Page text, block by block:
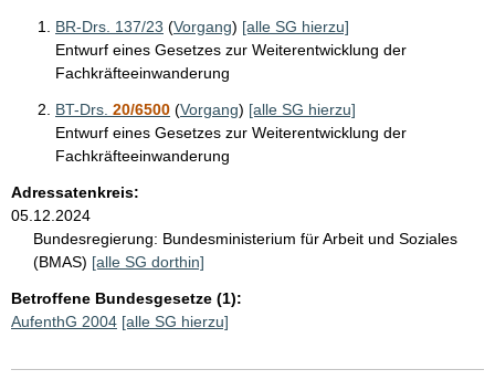
BR-Drs. 137/23 (Vorgang) [alle SG hierzu]
Entwurf eines Gesetzes zur Weiterentwicklung der
Fachkräfteeinwanderung
BT-Drs. 20/6500 (Vorgang) [alle SG hierzu]
Entwurf eines Gesetzes zur Weiterentwicklung der
Fachkräfteeinwanderung
Adressatenkreis:
05.12.2024
Bundesregierung: Bundesministerium für Arbeit und Soziales
(BMAS) [alle SG dorthin]
Betroffene Bundesgesetze (1):
AufenthG 2004 [alle SG hierzu]